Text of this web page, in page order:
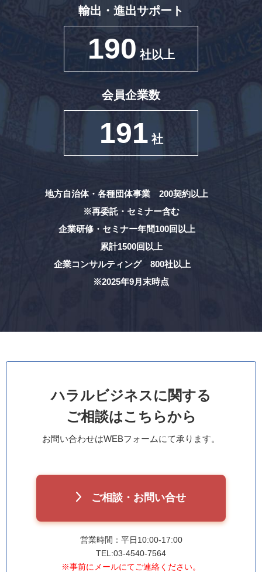
輸出・進出サポート
190 社以上
会員企業数
191 社
地方自治体・各種団体事業 200契約以上
※再委託・セミナー含む
企業研修・セミナー年間100回以上
累計1500回以上
企業コンサルティング 800社以上
※2025年9月末時点
ハラルビジネスに関する
ご相談はこちらから
お問い合わせはWEBフォームにて承ります。
ご相談・お問い合せ
営業時間：平日10:00-17:00
TEL:03-4540-7564
※事前にメールにてご連絡ください。